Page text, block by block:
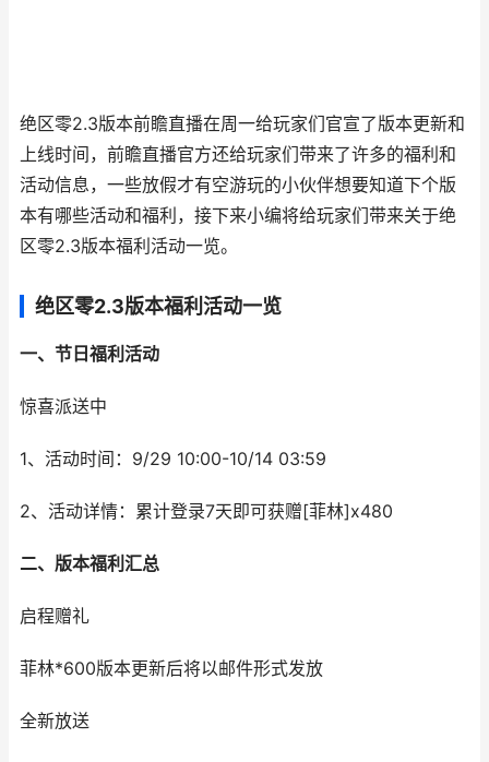
绝区零2.3版本前瞻直播在周一给玩家们官宣了版本更新和
上线时间，前瞻直播官方还给玩家们带来了许多的福利和
活动信息，一些放假才有空游玩的小伙伴想要知道下个版
本有哪些活动和福利，接下来小编将给玩家们带来关于绝
区零2.3版本福利活动一览。
绝区零2.3版本福利活动一览
一、节日福利活动
惊喜派送中
1、活动时间：9/29 10:00-10/14 03:59
2、活动详情：累计登录7天即可获赠[菲林]x480
二、版本福利汇总
启程赠礼
菲林*600版本更新后将以邮件形式发放
全新放送